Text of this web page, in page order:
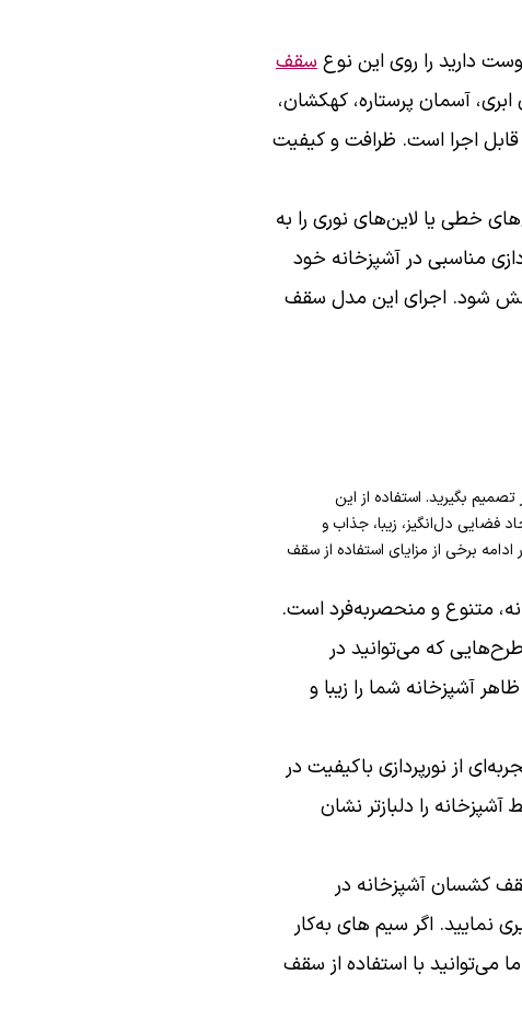
دارید را روی این نوعسقف
آسمان پرستاره، کهکشان،
اجرا است. ظرافت و کیفیت
خطی یا لاین‌های نوری را به
مناسبی در آشپزخانه خود
پخش شود. اجرای این مدل سقف
بگیرید. استفاده از این
فضایی دل‌انگیز، زیبا، جذاب و
برخی از مزایای استفاده از سقف
متنوع و منحصربه‌فرد است.
که می‌توانید در
آشپزخانه شما را زیبا و
از نورپردازی باکیفیت در
را دلبازتر نشان
کشسان آشپزخانه در
نمایید. اگر سیم های به‌کار
می‌توانید با استفاده از سقف